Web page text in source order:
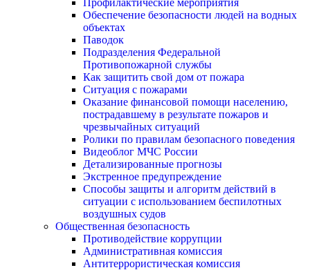
Профилактические мероприятия
Обеспечение безопасности людей на водных
объектах
Паводок
Подразделения Федеральной
Противопожарной службы
Как защитить свой дом от пожара
Ситуация с пожарами
Оказание финансовой помощи населению,
пострадавшему в результате пожаров и
чрезвычайных ситуаций
Ролики по правилам безопасного поведения
Видеоблог МЧС России
Детализированные прогнозы
Экстренное предупреждение
Способы защиты и алгоритм действий в
ситуации с использованием беспилотных
воздушных судов
Общественная безопасность
Противодействие коррупции
Административная комиссия
Антитеррористическая комиссия